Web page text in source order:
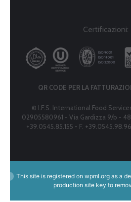
Certificazioni:
QR CODE PER LA
© I.F.S. International Food
02905580961 - Via Gardizza 9/b -
+39.0545.85.155 - F.
This site is registered on wpml.orgas a
production site key to